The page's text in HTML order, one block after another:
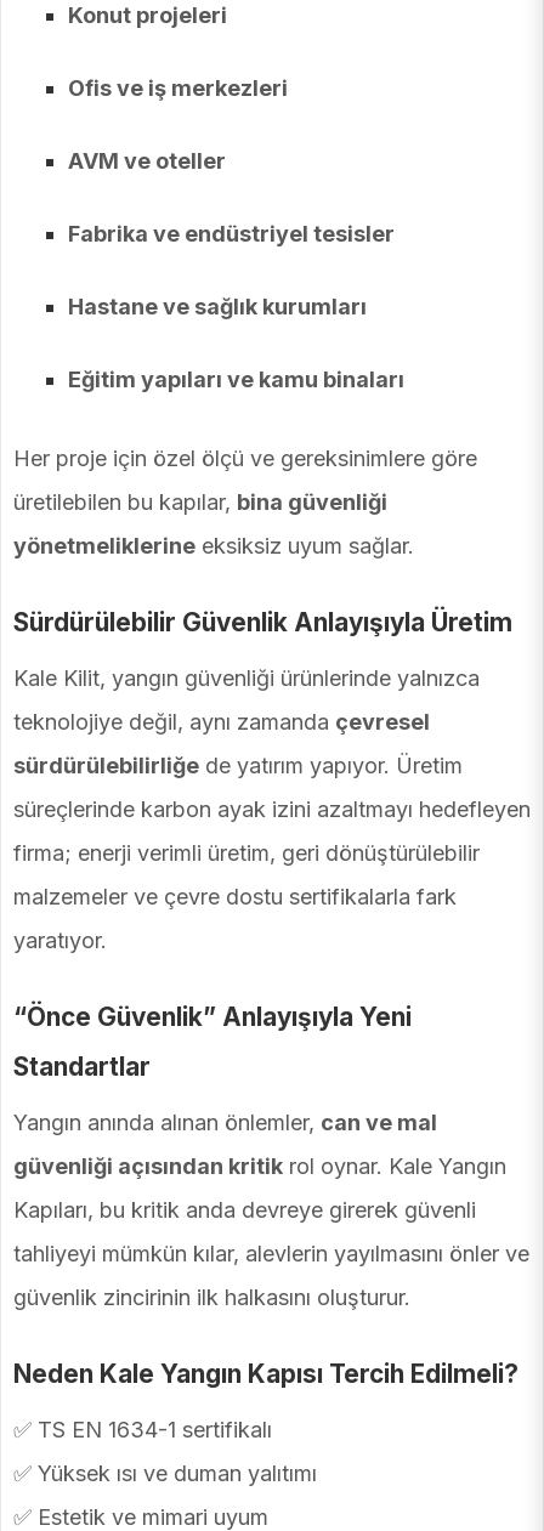
Konut projeleri
Ofis ve iş merkezleri
AVM ve oteller
Fabrika ve endüstriyel tesisler
Hastane ve sağlık kurumları
Eğitim yapıları ve kamu binaları
Her proje için özel ölçü ve gereksinimlere göre
üretilebilen bu kapılar, bina güvenliği
yönetmeliklerine eksiksiz uyum sağlar.
Sürdürülebilir Güvenlik Anlayışıyla Üretim
Kale Kilit, yangın güvenliği ürünlerinde yalnızca
teknolojiye değil, aynı zamanda çevresel
sürdürülebilirliğe de yatırım yapıyor. Üretim
süreçlerinde karbon ayak izini azaltmayı hedefleyen
firma; enerji verimli üretim, geri dönüştürülebilir
malzemeler ve çevre dostu sertifikalarla fark
yaratıyor.
“Önce Güvenlik” Anlayışıyla Yeni
Standartlar
Yangın anında alınan önlemler, can ve mal
güvenliği açısından kritik rol oynar. Kale Yangın
Kapıları, bu kritik anda devreye girerek güvenli
tahliyeyi mümkün kılar, alevlerin yayılmasını önler ve
güvenlik zincirinin ilk halkasını oluşturur.
Neden Kale Yangın Kapısı Tercih Edilmeli?
✅ TS EN 1634-1 sertifikalı
✅ Yüksek ısı ve duman yalıtımı
✅ Estetik ve mimari uyum